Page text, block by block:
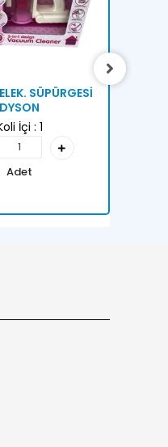
SÜPÜRGESİ
DYSON
İçi : 1
Adet